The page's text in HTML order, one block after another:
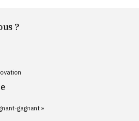
?
gagnant »